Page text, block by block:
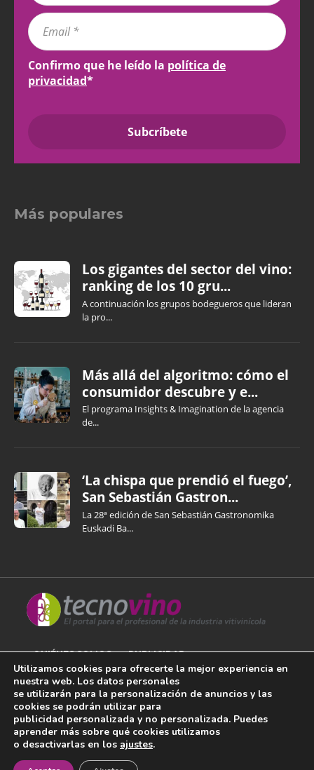
Confirmo que he leído la política de
privacidad*
Más populares
Los gigantes del sector del vino:
ranking de los 10 gru...
A continuación los grupos bodegueros que lideran
la pro...
Más allá del algoritmo: cómo el
consumidor descubre y e...
El programa Insights & Imagination de la agencia
de...
‘La chispa que prendió el fuego’,
San Sebastián Gastron...
La 28ª edición de San Sebastián Gastronomika
Euskadi Ba...
QUIÉNES SOMOS PUBLICIDAD
AVISO LEGAL
POLÍTICA DE COOKIES
POLÍTICA DE PRIVACIDAD
CONTACTO¡Newsletter!
Utilizamos cookies para ofrecerte la mejor experiencia en
nuestra web. Los datos personales
se utilizarán para la personalización de anuncios y las
cookies se podrán utilizar para
publicidad personalizada y no personalizada. Puedes
aprender más sobre qué cookies utilizamos
o desactivarlas en los ajustes.